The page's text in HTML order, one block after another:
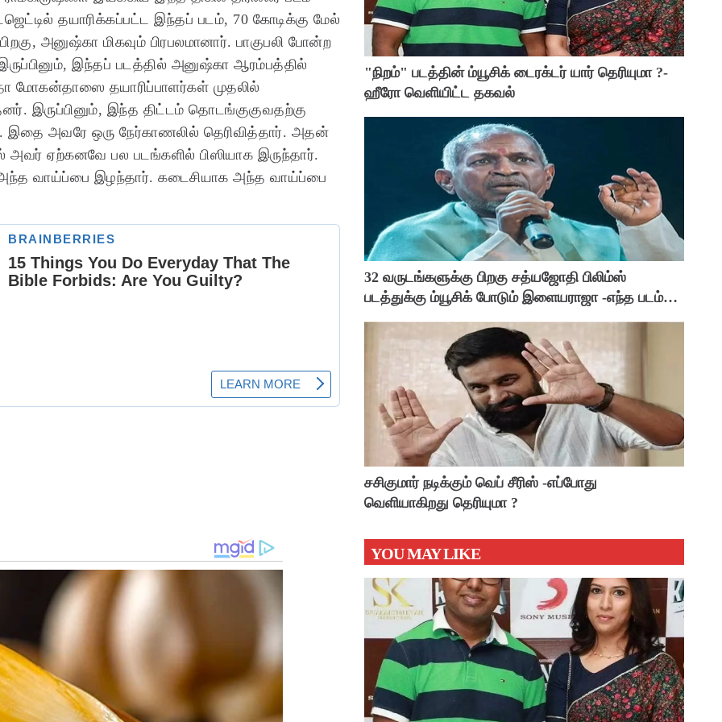
தயாரிக்கப்பட்ட இந்தப் படம், 70 கோடிக்கு மேல்
அனுஷ்கா மிகவும் பிரபலமானார். பாகுபலி போன்ற
இந்தப் படத்தில் அனுஷ்கா ஆரம்பத்தில்
மோகன்தாஸை தயாரிப்பாளர்கள் முதலில்
இருப்பினும், இந்த திட்டம் தொடங்குகுவதற்கு
இதை அவரே ஒரு நேர்காணலில் தெரிவித்தார். அதன்
அவர் ஏற்கனவே பல படங்களில் பிஸியாக இருந்தார்.
வாய்ப்பை இழந்தார். கடைசியாக அந்த வாய்ப்பை
"நிறம்" படத்தின் ம்யூசிக் டைரக்டர் யார் தெரியுமா ?-
ஹீரோ வெளியிட்ட தகவல்
32 வருடங்களுக்கு பிறகு சத்யஜோதி பிலிம்ஸ்
படத்துக்கு ம்யூசிக் போடும் இளையராஜா -எந்த படம்
தெரியுமா ?
சசிகுமார் நடிக்கும் வெப் சீரிஸ் -எப்போது
வெளியாகிறது தெரியுமா ?
YOU MAY LIKE